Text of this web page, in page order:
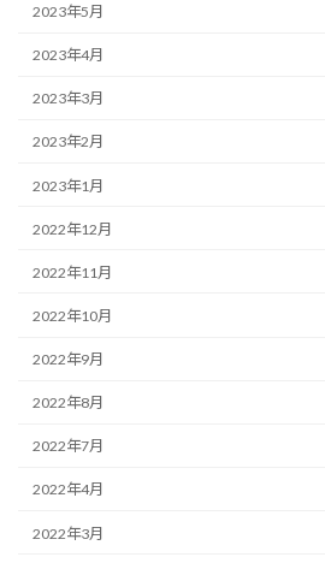
2023年5月
2023年4月
2023年3月
2023年2月
2023年1月
2022年12月
2022年11月
2022年10月
2022年9月
2022年8月
2022年7月
2022年4月
2022年3月